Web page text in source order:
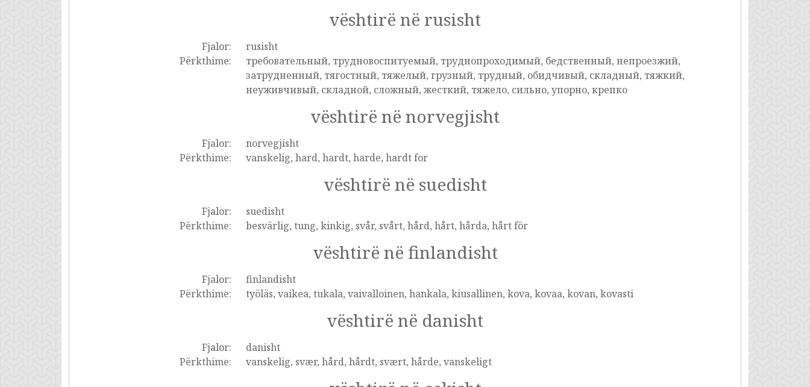
vështirë në rusisht
Fjalor:
rusisht
Përkthime:
требовательный, трудновоспитуемый, труднопроходимый, бедственный, непроезжий,
затрудненный, тягостный, тяжелый, грузный, трудный, обидчивый, складный, тяжкий,
неуживчивый, складной, сложный, жесткий, тяжело, сильно, упорно, крепко
vështirë në norvegjisht
Fjalor:
norvegjisht
Përkthime:
vanskelig, hard, hardt, harde, hardt for
vështirë në suedisht
Fjalor:
suedisht
Përkthime:
besvärlig, tung, kinkig, svår, svårt, hård, hårt, hårda, hårt för
vështirë në finlandisht
Fjalor:
finlandisht
Përkthime:
työläs, vaikea, tukala, vaivalloinen, hankala, kiusallinen, kova, kovaa, kovan, kovasti
vështirë në danisht
Fjalor:
danisht
Përkthime:
vanskelig, svær, hård, hårdt, svært, hårde, vanskeligt